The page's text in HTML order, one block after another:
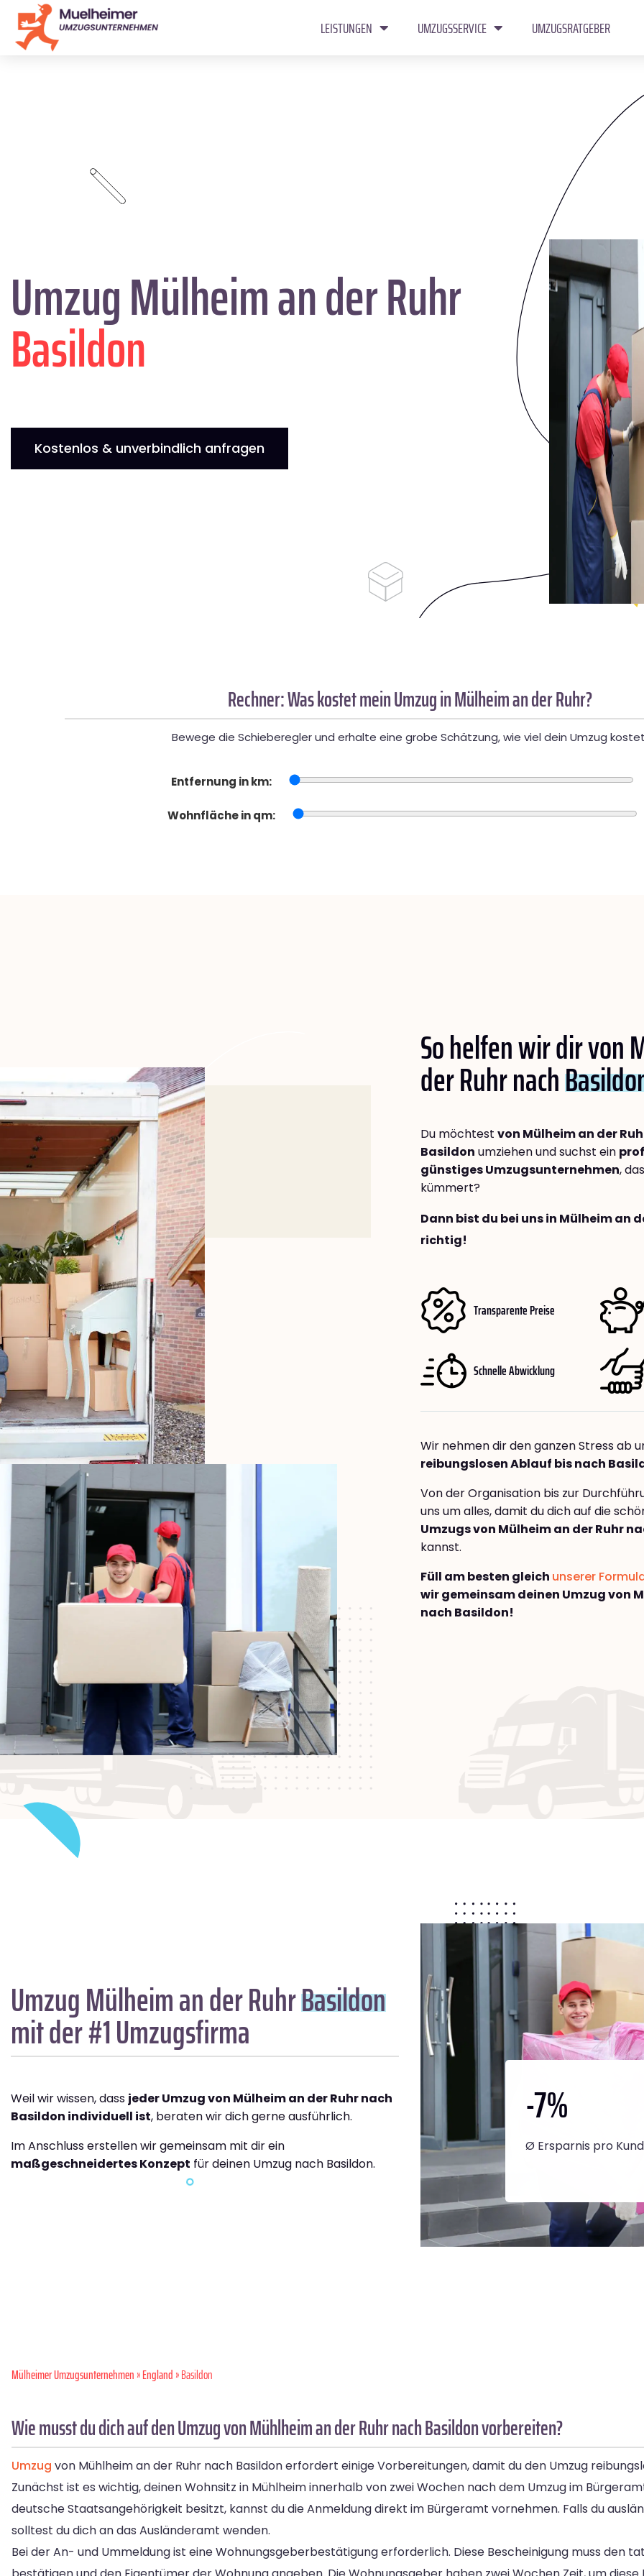
LEISTUNGEN UMZUGSSERVICE UMZUGSRATGEBER
Umzug Mülheim an der Ruhr
Basildon
Kostenlos & unverbindlich anfragen
Rechner: Was kostet mein Umzug in Mülheim an der Ruhr?
Bewege die Schieberegler und erhalte eine grobe Schätzung, wie viel dein Umzug
Entfernung in km:
Wohnfläche in qm:
So helfen wir dir von
der Ruhr nach
Du möchtest von Mülheim an der
Basildon umziehen und suchst ein
günstiges Umzugsunternehmen,
kümmert?
Dann bist du bei uns in Mülheim an
richtig!
Transparente Preise
Schnelle Abwicklung
Wir nehmen dir den ganzen Stress ab
reibungslosen Ablauf bis nach
Von der Organisation bis zur
uns um alles, damit du dich auf die
Umzugs von Mülheim an der Ruhr
kannst.
Füll am besten gleich unserer
wir gemeinsam deinen Umzug von
nach Basildon!
Umzug Mülheim an der RuhrBasildon
mit der #1 Umzugsfirma
Weil wir wissen, dass jeder Umzug von Mülheim an der Ruhr nach
Basildon individuell ist, beraten wir dich gerne ausführlich.
Im Anschluss erstellen wir gemeinsam mit dir ein
maßgeschneidertes Konzept für deinen Umzug nach Basildon.
-7%
Ø Ersparnis pro
Mülheimer Umzugsunternehmen»England» Basildon
Wie musst du dich auf den Umzug von Mühlheim an der Ruhr nach Basildon vorbereiten?
Umzug von Mühlheim an der Ruhr nach Basildon erfordert einige Vorbereitungen, damit du den Umzug
Zunächst ist es wichtig, deinen Wohnsitz in Mühlheim innerhalb von zwei Wochen nach dem Umzug im
deutsche Staatsangehörigkeit besitzt, kannst du die Anmeldung direkt im Bürgeramt vornehmen. Falls du
solltest du dich an das Ausländeramt wenden.
Bei der An- und Ummeldung ist eine Wohnungsgeberbestätigung erforderlich. Diese Bescheinigung muss den